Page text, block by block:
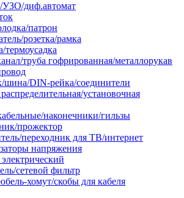
УЗО/диф.автомат
патрон
розетка/рамка
термоусадка
труба гофрированная/металлорукав
шина/DIN-рейка/соединители
установочная
наконечники/гильзы
прожектор
переходник для ТВ/интернет
напряжения
сетевой фильтр
хомут/скобы для кабеля